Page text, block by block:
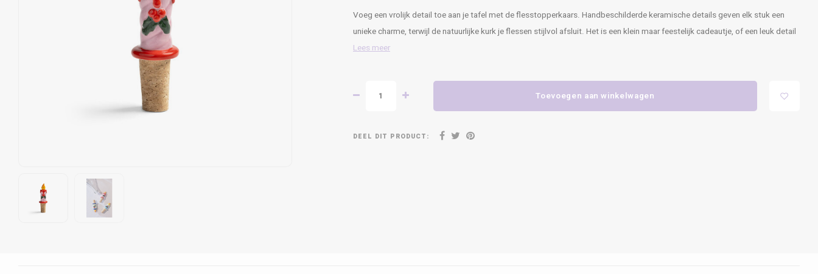
Voeg een vrolijk detail toe aan je tafel met de flesstopperkaars. Handbeschilderde keramische details geven elk stuk een
unieke charme, terwijl de natuurlijke kurk je flessen stijlvol afsluit. Het is een klein maar feestelijk cadeautje, of een leuk detail
Lees meer
Toevoegen aan winkelwagen
DEEL DIT PRODUCT: